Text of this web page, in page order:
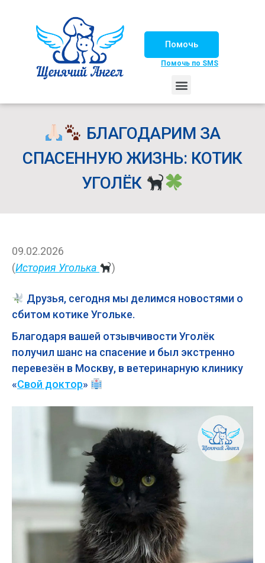
Помочь
Помочь по SMS
БЛАГОДАРИМ ЗА
СПАСЕННУЮ ЖИЗНЬ: КОТИК
УГОЛЁК
09.02.2026
(История Уголька )
Друзья, сегодня мы делимся новостями о
сбитом котике Угольке.
Благодаря вашей отзывчивости Уголёк
получил шанс на спасение и был экстренно
перевезён в Москву, в ветеринарную клинику
«Свой доктор»